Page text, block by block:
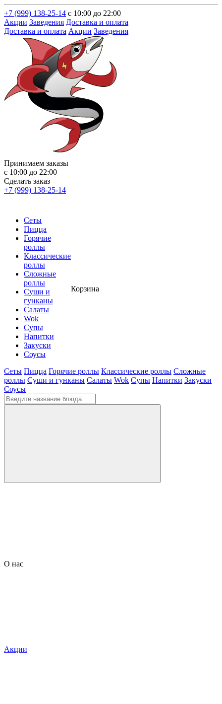
+7 (999) 138-25-14 с 10:00 до 22:00
Акции Заведения Доставка и оплата
Доставка и оплата Акции Заведения
Принимаем заказы
с 10:00 до 22:00
Сделать заказ
+7 (999) 138-25-14
Сеты
Пицца
Горячие
роллы
Классические
роллы
Сложные
роллы
Суши и
гунканы
Cалаты
Wok
Супы
Напитки
Закуски
Соусы
Корзина
Сеты Пицца Горячие роллы Классические роллы Сложные
роллы Суши и гунканы Cалаты Wok Супы Напитки Закуски
Соусы
О нас
Акции